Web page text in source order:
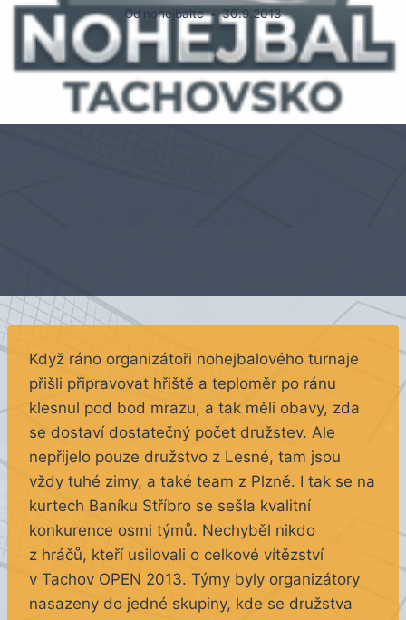
Od nohejbaltc 30.9.2013
Když ráno organizátoři nohejbalového turnaje
přišli připravovat hřiště a teploměr po ránu
klesnul pod bod mrazu, a tak měli obavy, zda
se dostaví dostatečný počet družstev. Ale
nepřijelo pouze družstvo z Lesné, tam jsou
vždy tuhé zimy, a také team z Plzně. I tak se na
kurtech Baníku Stříbro se sešla kvalitní
konkurence osmi týmů. Nechyběl nikdo
z hráčů, kteří usilovali o celkové vítězství
v Tachov OPEN 2013. Týmy byly organizátory
nasazeny do jedné skupiny, kde se družstva